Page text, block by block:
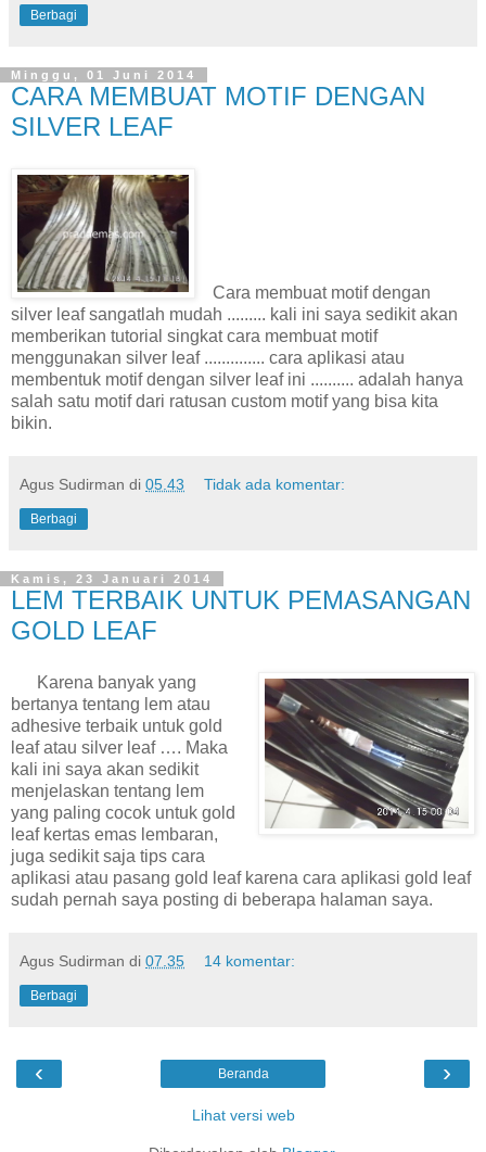
Berbagi
Minggu, 01 Juni 2014
CARA MEMBUAT MOTIF DENGAN
SILVER LEAF
Cara membuat motif dengan
silver leaf sangatlah mudah ......... kali ini saya sedikit akan
memberikan tutorial singkat cara membuat motif
menggunakan silver leaf .............. cara aplikasi atau
membentuk motif dengan silver leaf ini .......... adalah hanya
salah satu motif dari ratusan custom motif yang bisa kita
bikin.
Agus Sudirman di 05.43 Tidak ada komentar:
Berbagi
Kamis, 23 Januari 2014
LEM TERBAIK UNTUK PEMASANGAN
GOLD LEAF
Karena banyak yang
bertanya tentang lem atau
adhesive terbaik untuk gold
leaf atau silver leaf …. Maka
kali ini saya akan sedikit
menjelaskan tentang lem
yang paling cocok untuk gold
leaf kertas emas lembaran,
juga sedikit saja tips cara
aplikasi atau pasang gold leaf karena cara aplikasi gold leaf
sudah pernah saya posting di beberapa halaman saya.
Agus Sudirman di 07.35 14 komentar:
Berbagi
‹ ›
Beranda
Lihat versi web